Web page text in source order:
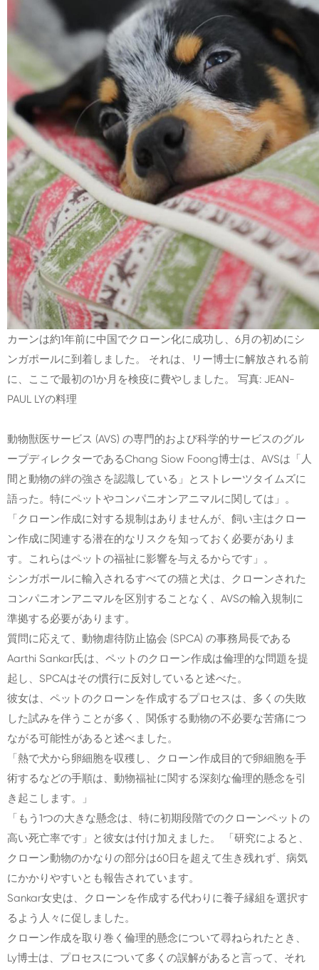
カーンは約1年前に中国でクローン化に成功し、6月の初めにシ
ンガポールに到着しました。 それは、リー博士に解放される前
に、ここで最初の1か月を検疫に費やしました。 写真: JEAN-
PAUL LYの料理
動物獣医サービス (AVS) の専門的および科学的サービスのグル
ープディレクターであるChang Siow Foong博士は、AVSは「人
間と動物の絆の強さを認識している」とストレーツタイムズに
語った。特にペットやコンパニオンアニマルに関しては」。
「クローン作成に対する規制はありませんが、飼い主はクロー
ン作成に関連する潜在的なリスクを知っておく必要がありま
す。これらはペットの福祉に影響を与えるからです」。
シンガポールに輸入されるすべての猫と犬は、クローンされた
コンパニオンアニマルを区別することなく、AVSの輸入規制に
準拠する必要があります。
質問に応えて、動物虐待防止協会 (SPCA) の事務局長である
Aarthi Sankar氏は、ペットのクローン作成は倫理的な問題を提
起し、SPCAはその慣行に反対していると述べた。
彼女は、ペットのクローンを作成するプロセスは、多くの失敗
した試みを伴うことが多く、関係する動物の不必要な苦痛につ
ながる可能性があると述べました。
「熱で犬から卵細胞を収穫し、クローン作成目的で卵細胞を手
術するなどの手順は、動物福祉に関する深刻な倫理的懸念を引
き起こします。」
「もう1つの大きな懸念は、特に初期段階でのクローンペットの
高い死亡率です」と彼女は付け加えました。 「研究によると、
クローン動物のかなりの部分は60日を超えて生き残れず、病気
にかかりやすいとも報告されています。
Sankar女史は、クローンを作成する代わりに養子縁組を選択す
るよう人々に促しました。
クローン作成を取り巻く倫理的懸念について尋ねられたとき、
Ly博士は、プロセスについて多くの誤解があると言って、それ